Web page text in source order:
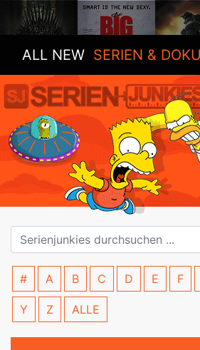
ALL NEW SERIEN &
# A B C D E F
Y Z ALLE